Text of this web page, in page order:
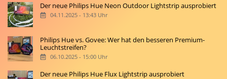
Der neue Philips Hue Neon Outdoor Lightstrip ausprobiert
04.11.2025 - 13:43 Uhr
Philips Hue vs. Govee: Wer hat den besseren Premium-
Leuchtstreifen?
06.10.2025 - 15:00 Uhr
Der neue Philips Hue Flux Lightstrip ausprobiert